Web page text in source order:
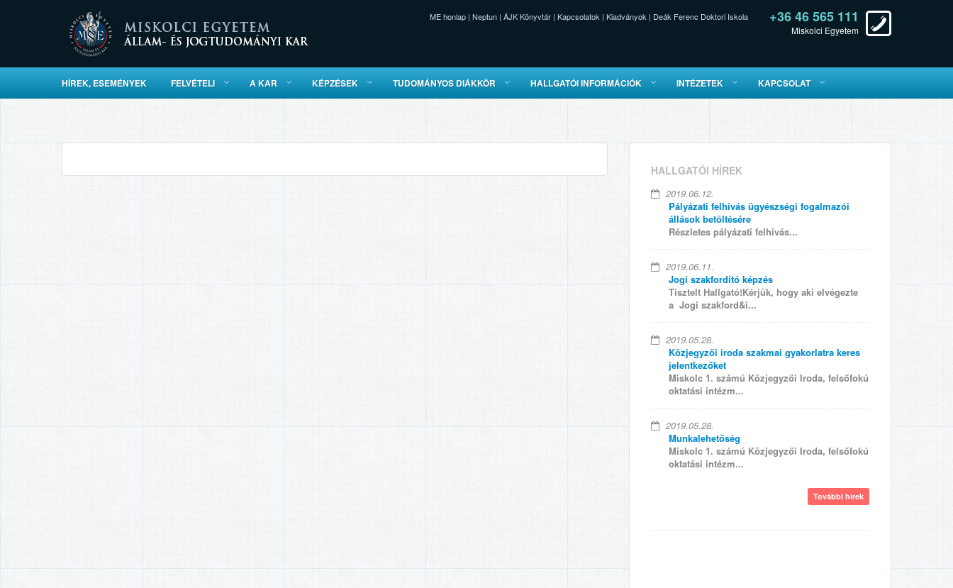
+36 46 565 111
Miskolci Egyetem
ME honlap | Neptun | ÁJK Könyvtár | Kapcsolatok | Kiadványok | Deák Ferenc Doktori Iskola
HÍREK, ESEMÉNYEK FELVÉTELI A KAR KÉPZÉSEK TUDOMÁNYOS DIÁKKÖR HALLGATÓI INFORMÁCIÓK INTÉZETEK KAPCSOLAT
HALLGATÓI HÍREK
2019.06.12.
Pályázati felhívás ügyészségi fogalmazói
állások betöltésére
Részletes pályázati felhívás...
2019.06.11.
Jogi szakfordító képzés
Tisztelt Hallgató!Kérjük, hogy aki elvégezte
a Jogi szakford&i...
2019.05.28.
Közjegyzői iroda szakmai gyakorlatra keres
jelentkezőket
Miskolc 1. számú Közjegyzői Iroda, felsőfokú
oktatási intézm...
2019.05.28.
Munkalehetőség
Miskolc 1. számú Közjegyzői Iroda, felsőfokú
oktatási intézm...
További hírek